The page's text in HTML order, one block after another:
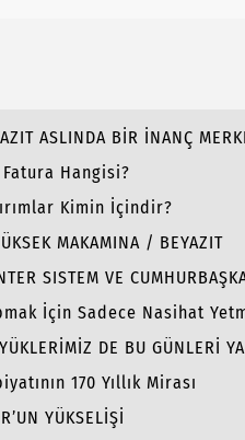
ASLINDA BİR İNANÇ
Fatura Hangisi?
Kimin İçindir?
MAKAMINA / BEYAZIT
SISTEM VE
İçin Sadece Nasihat
DE BU GÜNLERİ
170 Yıllık Mirası
YÜKSELİŞİ